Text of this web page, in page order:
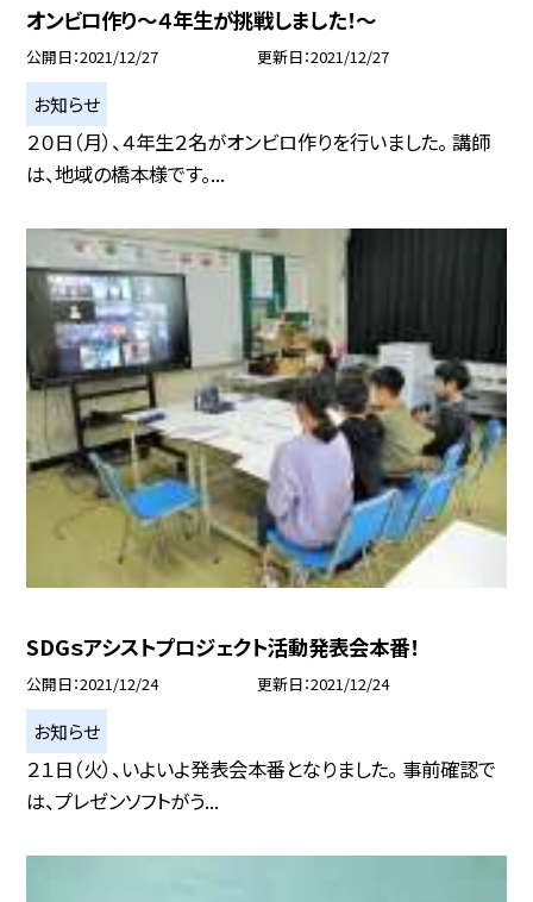
オンビロ作り〜４年生が挑戦しました！〜
公開日 2021/12/27 更新日 2021/12/27
お知らせ
２０日（月）、４年生２名がオンビロ作りを行いました。 講師
は、地域の橋本様です。...
SDGｓアシストプロジェクト活動発表会本番！
公開日 2021/12/24 更新日 2021/12/24
お知らせ
２１日（火）、いよいよ発表会本番となりました。 事前確認で
は、プレゼンソフトがう...